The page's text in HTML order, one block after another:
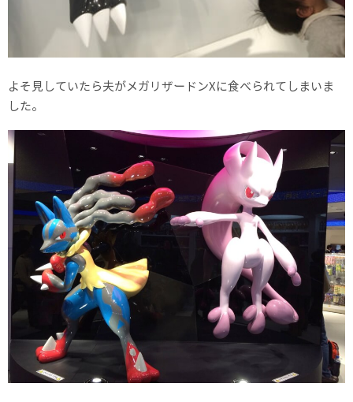
よそ見していたら夫がメガリザードンXに食べられてしまいま
した。